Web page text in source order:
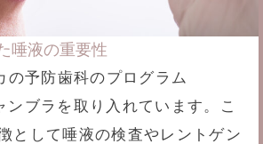
唾液の重要性
の予防歯科のプログラム
ブラを取り入れています。こ
として唾液の検査やレントゲン